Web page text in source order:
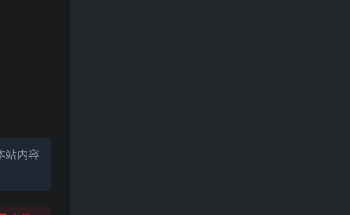
站内容